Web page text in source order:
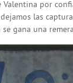
por
las
gana una